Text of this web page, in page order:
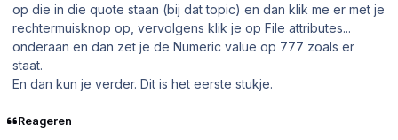
op die in die quote staan (bij dat topic) en dan klik me er met je
rechtermuisknop op, vervolgens klik je op File attributes...
onderaan en dan zet je de Numeric value op 777 zoals er
staat.
En dan kun je verder. Dit is het eerste stukje.
Reageren